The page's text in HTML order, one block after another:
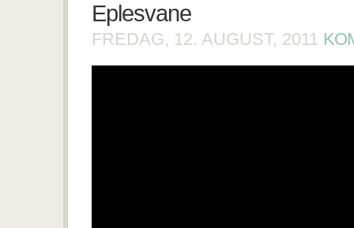
Eplesvane
FREDAG, 12. AUGUST, 2011